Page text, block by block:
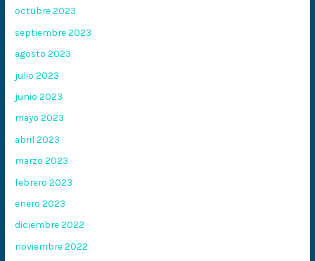
octubre 2023
septiembre 2023
agosto 2023
julio 2023
junio 2023
mayo 2023
abril 2023
marzo 2023
febrero 2023
enero 2023
diciembre 2022
noviembre 2022